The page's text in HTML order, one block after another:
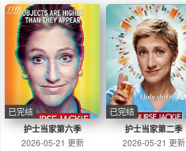
护士当家第六季
已完结
2026-05-21 更新
护士当家第二季
已完结
2026-05-21 更新